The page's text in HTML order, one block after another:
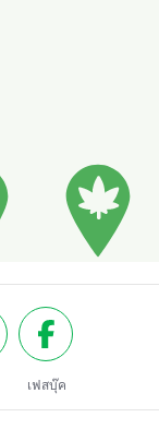
เฟสบุ๊ค